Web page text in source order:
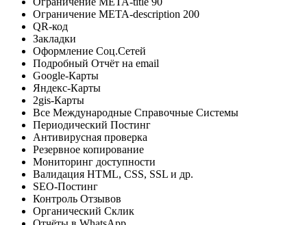
Ограничение META-description 200
QR-код
Закладки
Оформление Соц.Сетей
Подробный Отчёт на email
Google-Карты
Яндекс-Карты
2gis-Карты
Все Международные Справочные Системы
Периодический Постинг
Антивирусная проверка
Резервное копирование
Мониторинг доступности
Валидация HTML, CSS, SSL и др.
SEO-Постинг
Контроль Отзывов
Органический Склик